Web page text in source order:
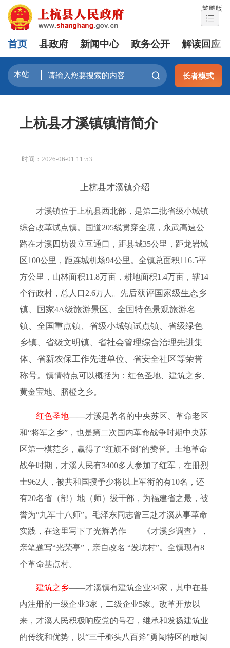
繁體版
首页 县政府 新闻中心 政务公开 解读回应
长者模式
上杭县才溪镇镇情简介
时间：2026-06-01 11:53
上杭县才溪镇介绍
才溪镇位于上杭县西北部，是第二批省级小城镇
综合改革试点镇。国道205线贯穿全境，永武高速公
路在才溪四坊设立互通口，距县城35公里，距龙岩城
区100公里，距连城机场94公里。全镇总面积116.5平
方公里，山林面积11.8万亩，耕地面积1.4万亩，辖14
个行政村，总人口2.6万人。先后获评国家级生态乡
镇、国家4A级旅游景区、全国特色景观旅游名
镇、全国重点镇、省级小城镇试点镇、省级绿色
乡镇、省级文明镇、省社会管理综合治理先进集
体、省新农保工作先进单位、省安全社区等荣誉
称号。 镇情特点可以概括为：红色圣地、建筑之乡、
黄金宝地、脐橙之乡。
红色圣地——才溪是著名的中央苏区、革命老区
和“将军之乡” ，也是第二次国内革命战争时期中央苏
区第一模范乡，赢得了“红旗不倒”的赞誉。土地革命
战争时期，才溪人民有3400多人参加了红军，在册烈
士962 人，被共和国授予少将以上军衔的有10名，还
有20名省（部）地（师） 级干部，为福建省之最，被
誉为“九军十八师”。毛泽东同志曾三赴才溪从事革命
实践，在这里写下了光辉著作—— 《才溪乡调查》，
亲笔题写“光荣亭” ，亲自改名 “发坑村”。全镇现有8
个革命基点村。
建筑之乡——才溪镇有建筑企业34家，其中在县
内注册的一级企业3家，二级企业5家。改革开放以
来，才溪人民积极响应党的号召，继承和发扬建筑业
的传统和优势，以“三千榔头八百斧”勇闯特区的敢闯